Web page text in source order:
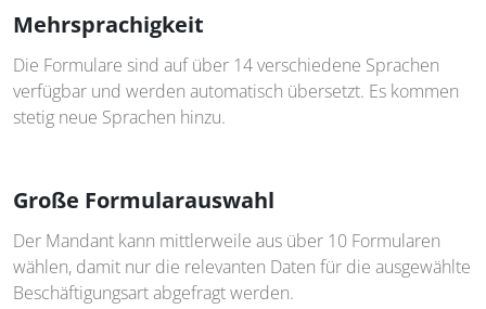
Mehrsprachigkeit
Die Formulare sind auf über 14 verschiedene Sprachen
verfügbar und werden automatisch übersetzt. Es kommen
stetig neue Sprachen hinzu.
Große Formularauswahl
Der Mandant kann mittlerweile aus über 10 Formularen
wählen, damit nur die relevanten Daten für die ausgewählte
Beschäftigungsart abgefragt werden.